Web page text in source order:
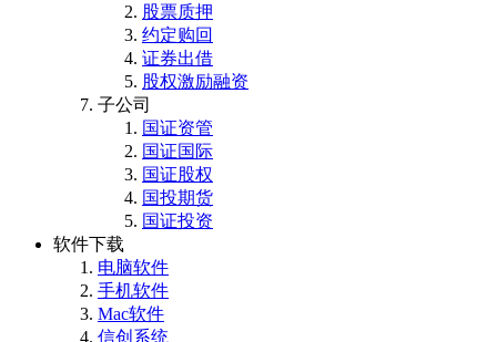
股票质押
约定购回
证券出借
股权激励融资
子公司
国证资管
国证国际
国证股权
国投期货
国证投资
软件下载
电脑软件
手机软件
Mac软件
信创系统